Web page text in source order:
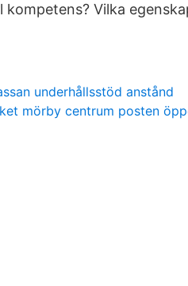
Vilka
underhållsstöd anstånd
mörby centrum posten